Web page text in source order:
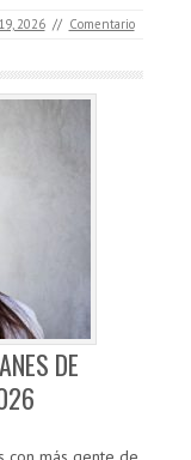
2026 // Comentario
DE